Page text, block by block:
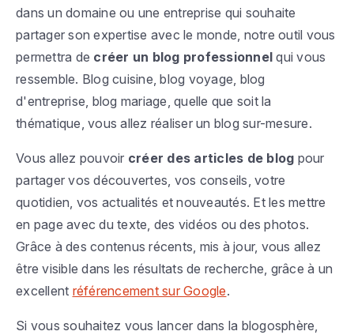
dans un domaine ou une entreprise qui souhaite
partager son expertise avec le monde, notre outil vous
permettra de créer un blog professionnel qui vous
ressemble. Blog cuisine, blog voyage, blog
d'entreprise, blog mariage, quelle que soit la
thématique, vous allez réaliser un blog sur-mesure.
Vous allez pouvoir créer des articles de blog pour
partager vos découvertes, vos conseils, votre
quotidien, vos actualités et nouveautés. Et les mettre
en page avec du texte, des vidéos ou des photos.
Grâce à des contenus récents, mis à jour, vous allez
être visible dans les résultats de recherche, grâce à un
excellent référencement sur Google.
Si vous souhaitez vous lancer dans la blogosphère,